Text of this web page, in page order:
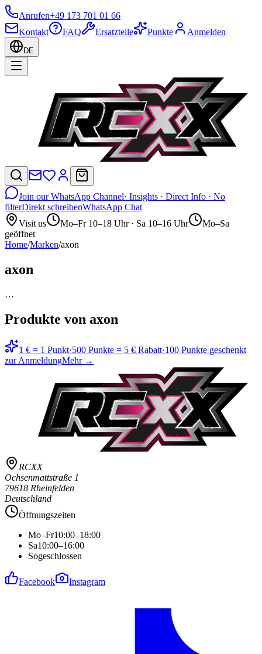
Anrufen+49 173 701 01 66
Kontakt
FAQ Ersatzteile Punkte Anmelden
DE
Join our WhatsApp Channel· Insights · Direct Info · No
filterDirekt schreibenWhatsApp Chat
Visit us
Mo–Fr 10–18 Uhr · Sa 10–16 Uhr
Mo–Sa
geöffnet
Home/Marken/axon
axon
…
Produkte von axon
1 € = 1 Punkt·500 Punkte = 5 € Rabatt·100 Punkte geschenkt
zur AnmeldungMehr →
RCXX
Ochsenmattstraße 1
79618 Rheinfelden
Deutschland
Öffnungszeiten
Mo–Fr10:00–18:00
Sa10:00–16:00
Sogeschlossen
Facebook Instagram